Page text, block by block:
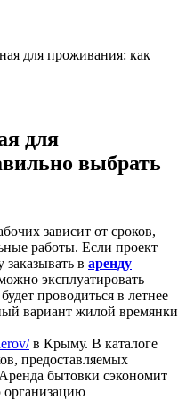
для проживания: как
для
выбрать
зависит от сроков,
работы. Если проект
в аренду
эксплуатировать
проводиться в летнее
вариант жилой времянки
в Крыму. В каталоге
предоставляемых
бытовки сэкономит
организацию